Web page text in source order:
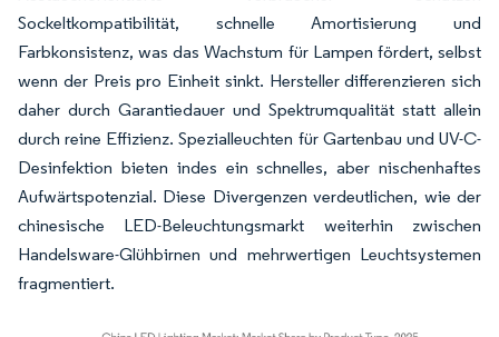
Sockeltkompatibilität, schnelle Amortisierung und
Farbkonsistenz, was das Wachstum für Lampen fördert, selbst
wenn der Preis pro Einheit sinkt. Hersteller differenzieren sich
daher durch Garantiedauer und Spektrumqualität statt allein
durch reine Effizienz. Spezialleuchten für Gartenbau und UV-C-
Desinfektion bieten indes ein schnelles, aber nischenhaftes
Aufwärtspotenzial. Diese Divergenzen verdeutlichen, wie der
chinesische LED-Beleuchtungsmarkt weiterhin zwischen
Handelsware-Glühbirnen und mehrwertigen Leuchtsystemen
fragmentiert.